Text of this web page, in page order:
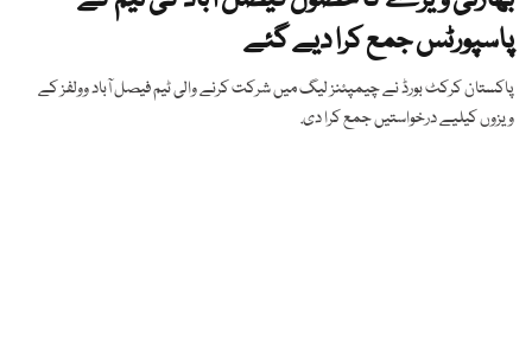
پاسپورٹس جمع کرا دیے گئے
پاکستان کرکٹ بورڈ نے چیمپئنز لیگ میں شرکت کرنے والی ٹیم فیصل آباد وولفز کے
ویزوں کیلیے درخواستیں جمع کرا دی.